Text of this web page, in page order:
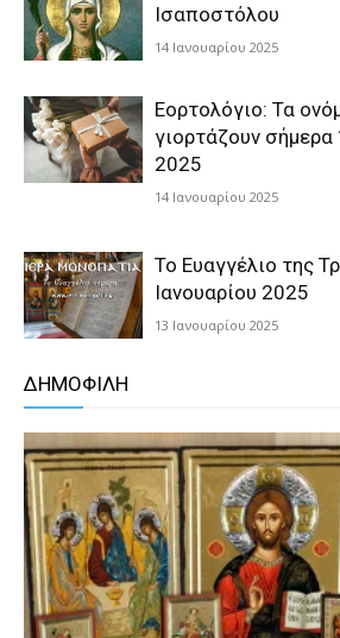
Ισαποστόλου
14 Ιανουαρίου 2025
Εορτολόγιο: Τα
γιορτάζουν σήμερα
2025
14 Ιανουαρίου 2025
Το Ευαγγέλιο της
Ιανουαρίου 2025
13 Ιανουαρίου 2025
ΔΗΜΟΦΙΛΗ